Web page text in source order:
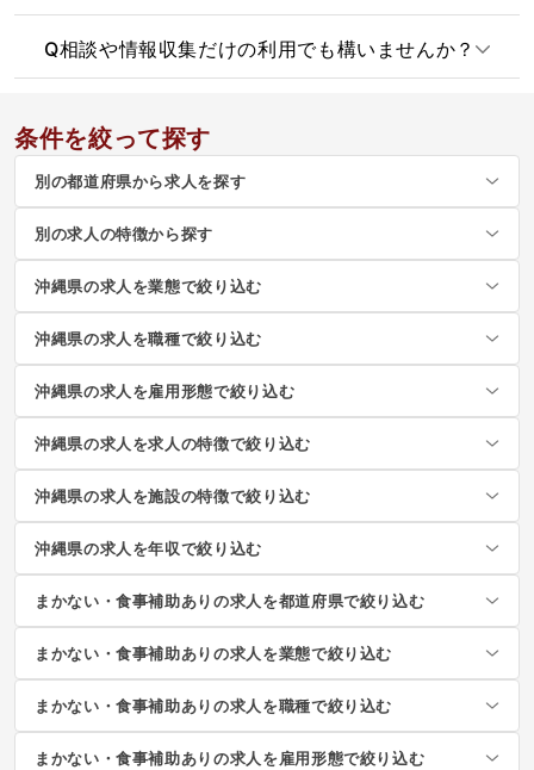
Q相談や情報収集だけの利用でも構いませんか？
条件を絞って探す
別の都道府県から求人を探す
別の求人の特徴から探す
沖縄県の求人を業態で絞り込む
沖縄県の求人を職種で絞り込む
沖縄県の求人を雇用形態で絞り込む
沖縄県の求人を求人の特徴で絞り込む
沖縄県の求人を施設の特徴で絞り込む
沖縄県の求人を年収で絞り込む
まかない・食事補助ありの求人を都道府県で絞り込む
まかない・食事補助ありの求人を業態で絞り込む
まかない・食事補助ありの求人を職種で絞り込む
まかない・食事補助ありの求人を雇用形態で絞り込む